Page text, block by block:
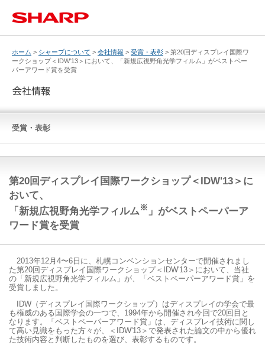
ホーム > シャープについて > 会社情報 > 受賞・表彰 > 第20回ディスプレイ国際ワ
ークショップ＜IDW'13＞において、「新規広視野角光学フィルム」がベストペー
パーアワード賞を受賞
受賞・表彰
第20回ディスプレイ国際ワークショップ＜IDW'13＞に
おいて、
「新規広視野角光学フィルム※ 」がベストペーパーア
ワード賞を受賞
2013年12月4〜6日に、札幌コンベンションセンターで開催されまし
た第20回ディスプレイ国際ワークショップ＜IDW'13＞において、当社
の「新規広視野角光学フィルム」が、「ベストペーパーアワード賞」を
受賞しました。
IDW（ディスプレイ国際ワークショップ）はディスプレイの学会で最
も権威のある国際学会の一つで、1994年から開催され今回で20回目と
なります。「ベストペーパーアワード賞」は、ディスプレイ技術に関し
て高い見識をもった方々が、＜IDW'13＞で発表された論文の中から優れ
た技術内容と判断したものを選び、表彰するものです。